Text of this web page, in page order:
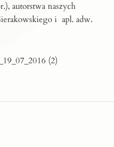
autorstwa naszych
i apl. adw.
(2)